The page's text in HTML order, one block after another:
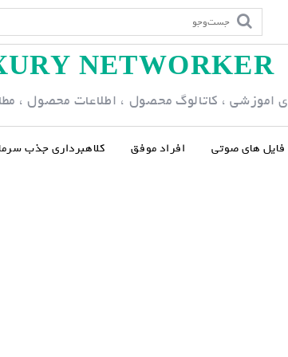
NETWORKER
اموزشی ، کاتالوگ محصول ، اطلاعات محصول ،
فایل های صوتی افراد موفق کلاهبرداری جذب